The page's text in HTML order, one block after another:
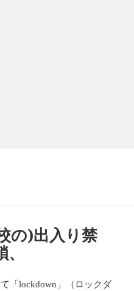
の)出入り禁
「lockdown 」（ロックダ